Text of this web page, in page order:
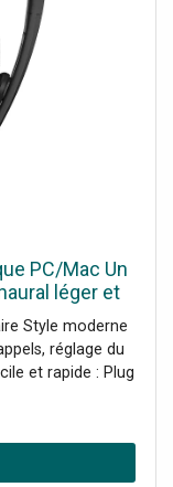
PC/Mac Un
léger et
Style moderne
réglage du
et rapide : Plug
du marché